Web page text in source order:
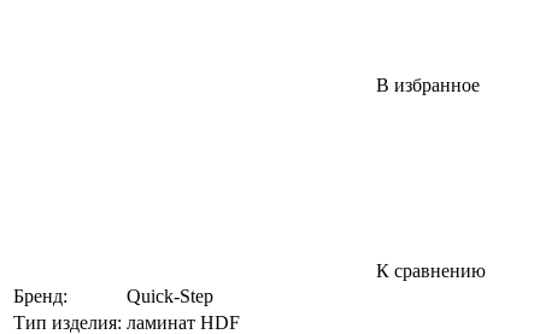
В избранное
К сравнению
Бренд:
Quick-Step
Тип изделия: ламинат HDF